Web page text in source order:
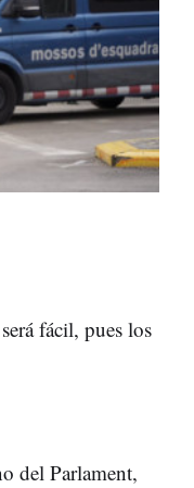
fácil, pues los
del Parlament,